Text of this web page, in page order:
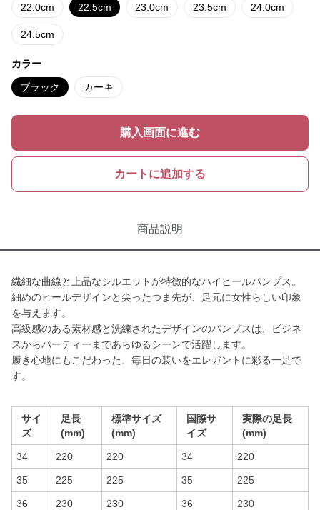
22.0cm 22.5cm 23.0cm 23.5cm 24.0cm
24.5cm
カラー
ブラック カーキ
購入画面に進む
カートに追加する
商品説明
繊細な曲線と上品なシルエットが特徴的なハイヒールパンプス。
細めのヒールデザインと尖ったつま先が、足元に女性らしい印象
を与えます。
高級感のある素材感と洗練されたデザインのパンプスは、ビジネ
スからパーティーまであらゆるシーンで活躍します。
履き心地にもこだわった、毎日の装いをエレガントに彩る一足で
す。
サイ
ズ
足長
(mm)
標準サイズ
(mm)
国際サ
イズ
実際の足長
(mm)
34 220 220 34 220
35 225 225 35 225
36 230 230 36 230